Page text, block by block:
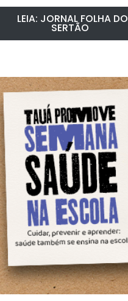
LEIA: JORNAL FOLHA DO
SERTÃO